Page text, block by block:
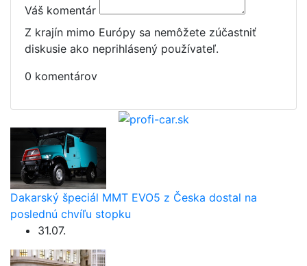
Váš komentár
Z krajín mimo Európy sa nemôžete zúčastniť
diskusie ako neprihlásený používateľ.
0 komentárov
Dakarský špeciál MMT EVO5 z Česka dostal na
poslednú chvíľu stopku
31.07.